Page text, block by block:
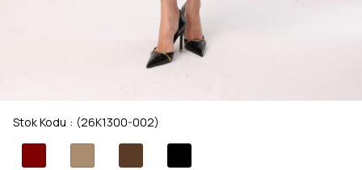
Stok Kodu (26K1300-002)